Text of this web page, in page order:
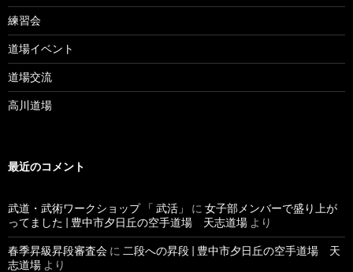
練習会
道場イベント
道場交流
高川道場
最近のコメント
武道・武術ワークショップ 「 武活」 に 女子部メンバーで盛り上が
ってました | 豊中市夕日丘の空手道場 天志道場 より
春季昇級昇段審査会 に 二段への昇段 | 豊中市夕日丘の空手道場 天
志道場 より